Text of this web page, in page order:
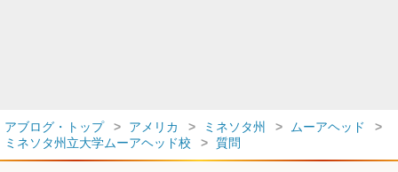
アブログ・トップ アメリカ ミネソタ州
ムーアヘッド
ミネソタ州立大学ムーアヘッド校
質問